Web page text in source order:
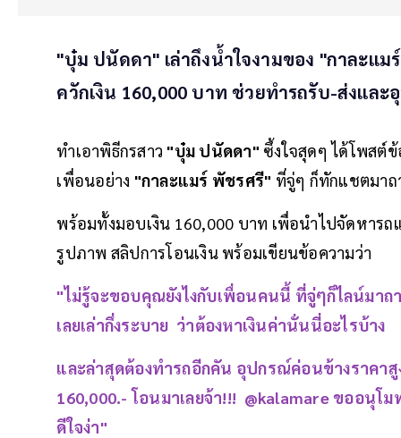
"บุ๋ม ปนัดดา" เล่าถึงน้ำใจงามของ "กาละแ
ควักเงิน 160,000 บาท ช่วยทำรถรับ-ส่งแล
ทำเอาพิธีกรสาว "บุ๋ม ปนัดดา" ซึ้งใจสุดๆ ได้โพสต์
เพื่อนอย่าง "กาละแมร์ พัชรศรี" ที่จู่ๆ ก็ทักแชตมาถ
พร้อมทั้งมอบเงิน 160,000 บาท เพื่อนำไปจัดหาร
รูปภาพ สลิปการโอนเงิน พร้อมเขียนข้อความว่า
"ไม่รู้จะขอบคุณยังไงกับเพื่อนคนนี้ ที่จู่ๆก็ไลน์มาถ
เลยเล่ากึ่งระบาย ว่าต้องหาเงินค่านั่นนี่อะไรบ้าง
และล่าสุดต้องทำรถอีกคัน อุปกรณ์ค่อนข้างราคา
160,000.- โอนมาเลยจ้า!!! @kalamare ขออ
ดีใจง่า"